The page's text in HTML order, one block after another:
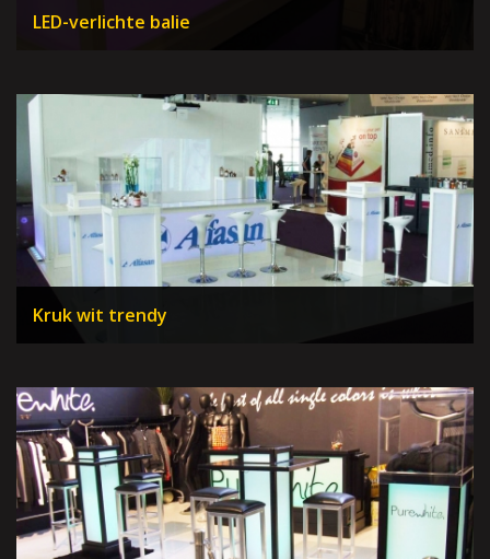
LED-verlichte balie
Kruk wit trendy